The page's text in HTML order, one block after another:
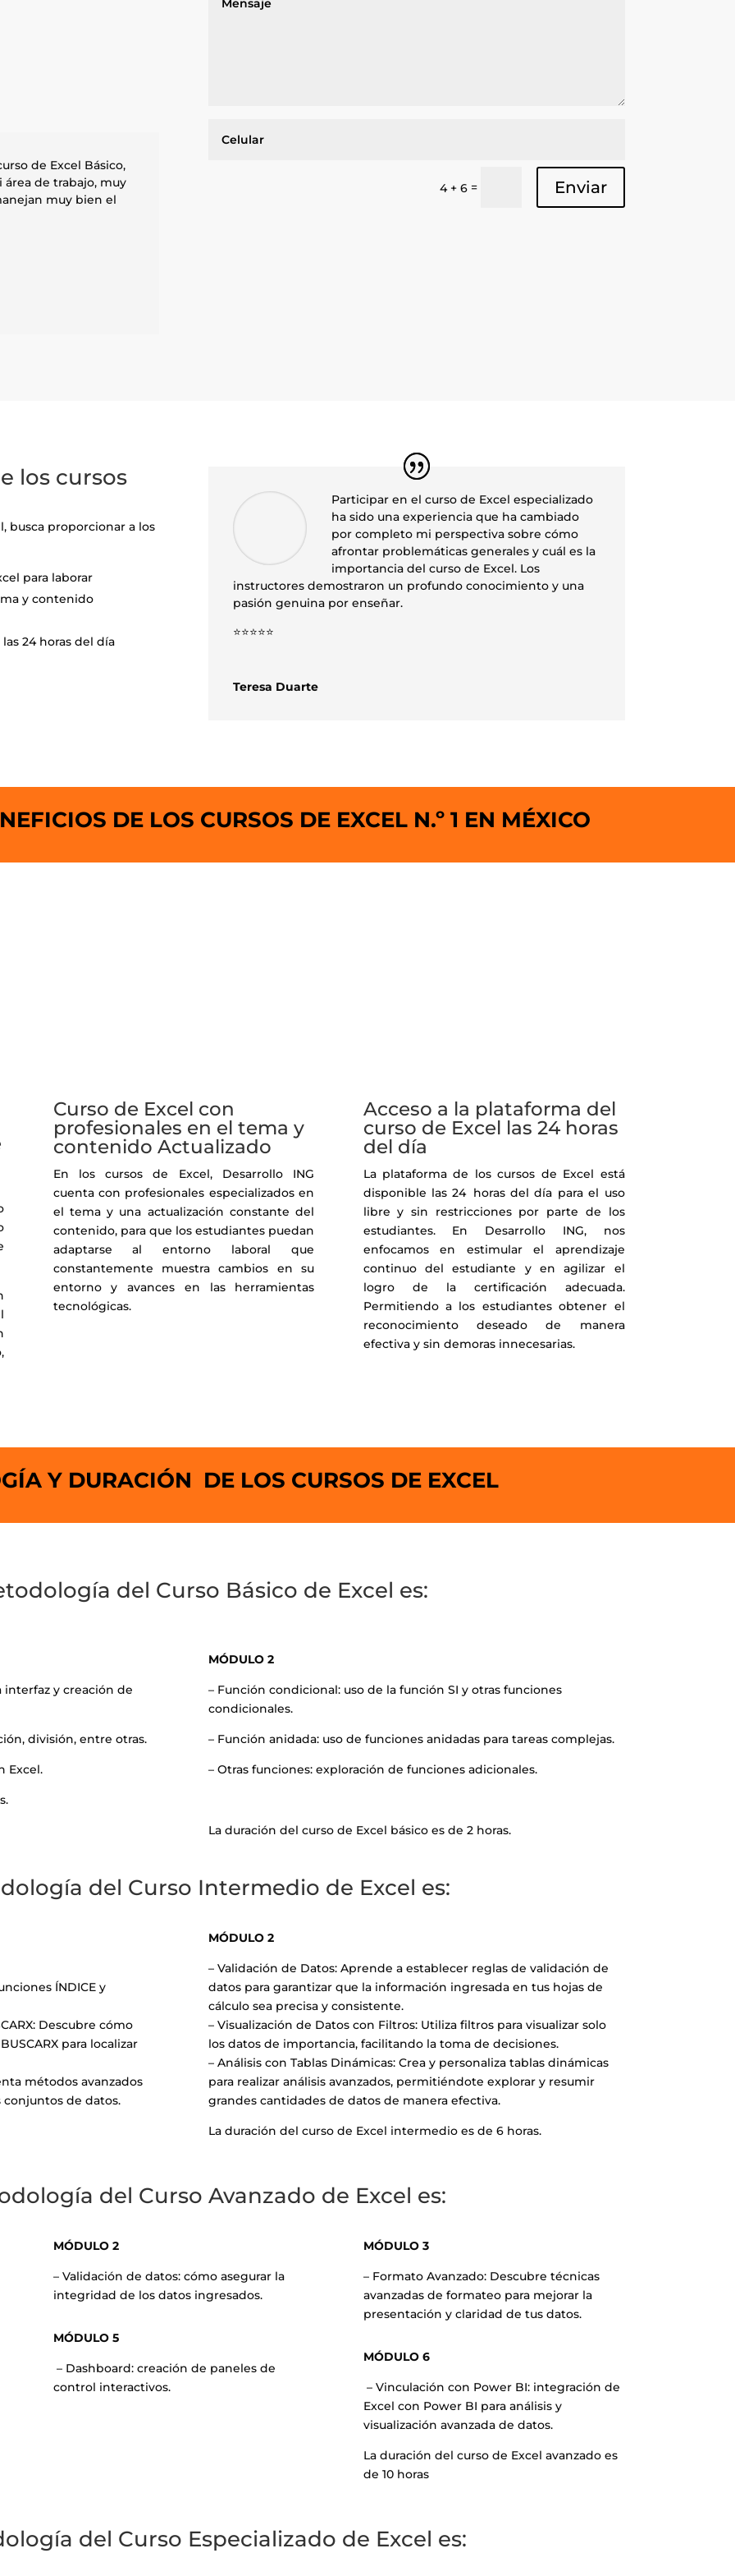
de Excel Básico,
de trabajo, muy
muy bien el
4 + 6= Enviar
los cursos
busca proporcionar a los
para laborar
y contenido
24 horas del día
Participar en el curso de Excel especializado
ha sido una experiencia que ha cambiado
por completo mi perspectiva sobre cómo
afrontar problemáticas generales y cuál es la
importancia del curso de Excel. Los
instructores demostraron un profundo conocimiento y una
pasión genuina por enseñar.
⭐⭐⭐⭐⭐
Teresa Duarte
DE LOS CURSOS DE EXCEL N.º 1 EN MÉXICO
Curso de Excel con
profesionales en el tema y
contenido Actualizado
En los cursos de Excel, Desarrollo ING
cuenta con profesionales especializados en
el tema y una actualización constante del
contenido, para que los estudiantes puedan
adaptarse al entorno laboral que
constantemente muestra cambios en su
entorno y avances en las herramientas
tecnológicas.
Acceso a la plataforma del
curso de Excel las 24 horas
del día
La plataforma de los cursos de Excel está
disponible las 24 horas del día para el uso
libre y sin restricciones por parte de los
estudiantes. En Desarrollo ING, nos
enfocamos en estimular el aprendizaje
continuo del estudiante y en agilizar el
logro de la certificación adecuada.
Permitiendo a los estudiantes obtener el
reconocimiento deseado de manera
efectiva y sin demoras innecesarias.
Y DURACIÓN DE LOS CURSOS DE EXCEL
del Curso Básico de Excel es:
interfaz y creación de
división, entre otras.
Excel.
MÓDULO 2
– Función condicional: uso de la función SI y otras funciones
condicionales.
– Función anidada: uso de funciones anidadas para tareas complejas.
– Otras funciones: exploración de funciones adicionales.
La duración del curso de Excel básico es de 2 horas.
del Curso Intermedio de Excel es:
ÍNDICE y
Descubre cómo
para localizar
métodos avanzados
de datos.
MÓDULO 2
– Validación de Datos: Aprende a establecer reglas de validación de
datos para garantizar que la información ingresada en tus hojas de
cálculo sea precisa y consistente.
– Visualización de Datos con Filtros: Utiliza filtros para visualizar solo
los datos de importancia, facilitando la toma de decisiones.
– Análisis con Tablas Dinámicas: Crea y personaliza tablas dinámicas
para realizar análisis avanzados, permitiéndote explorar y resumir
grandes cantidades de datos de manera efectiva.
La duración del curso de Excel intermedio es de 6 horas.
del Curso Avanzado de Excel es:
MÓDULO 2
– Validación de datos: cómo asegurar la
integridad de los datos ingresados.
MÓDULO 5
– Dashboard: creación de paneles de
control interactivos.
MÓDULO 3
– Formato Avanzado: Descubre técnicas
avanzadas de formateo para mejorar la
presentación y claridad de tus datos.
MÓDULO 6
– Vinculación con Power BI: integración de
Excel con Power BI para análisis y
visualización avanzada de datos.
La duración del curso de Excel avanzado es
de 10 horas
del Curso Especializado de Excel es: